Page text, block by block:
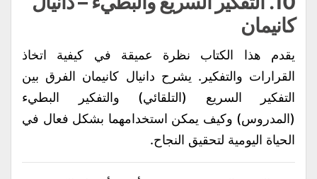
كانيمان
يقدم هذا الكتاب نظرة عميقة في كيفية اتخاذ
القرارات والتفكير. يشرح دانيال كانيمان الفرق بين
التفكير السريع (التلقائي) والتفكير البطيء
(المدروس) وكيف يمكن استخدامهما بشكل فعال في
الحياة اليومية لتحقيق النجاح.